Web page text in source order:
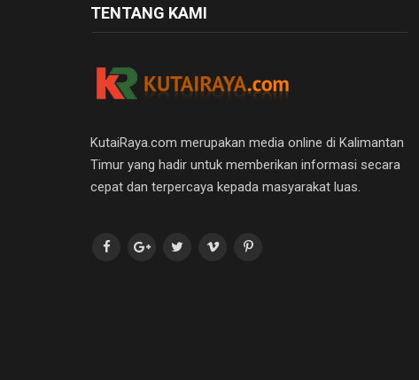
TENTANG KAMI
KutaiRaya.com merupakan media online di Kalimantan
Timur yang hadir untuk memberikan informasi secara
cepat dan terpercaya kepada masyarakat luas.